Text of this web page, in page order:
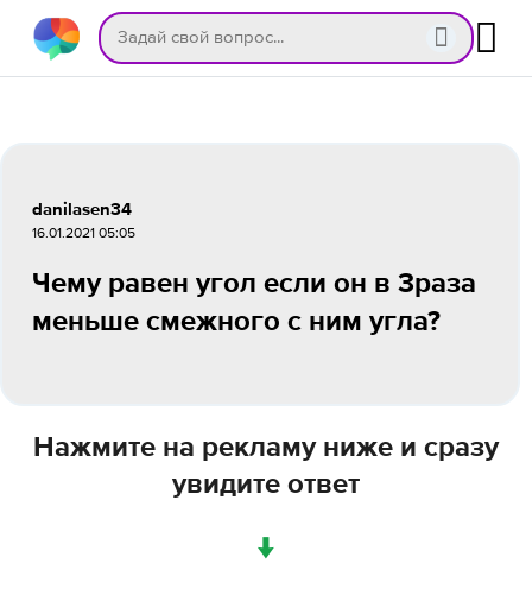
danilasen34
16.01.2021 05:05
Чему равен угол если он в 3раза
меньше смежного с ним угла?
Нажмите на рекламу ниже и сразу
увидите ответ
↓